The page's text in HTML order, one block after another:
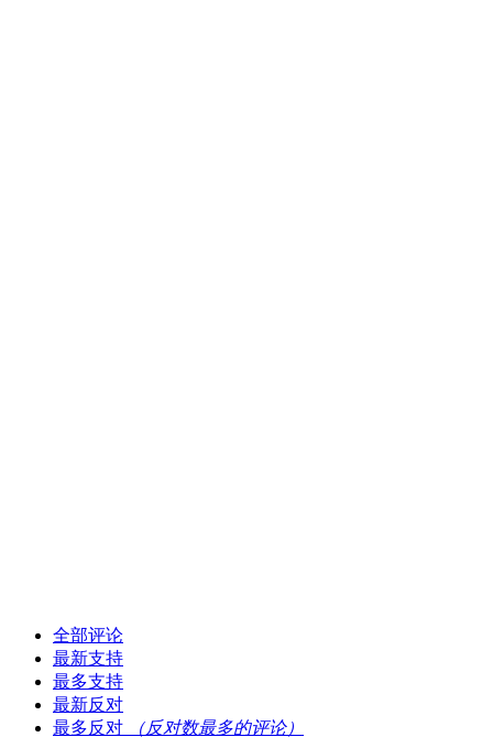
全部评论
最新支持
最多支持
最新反对
最多反对
（反对数最多的评论）